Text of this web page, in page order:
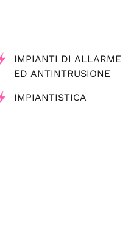
IMPIANTI DI ALLARME
ED ANTINTRUSIONE
IMPIANTISTICA